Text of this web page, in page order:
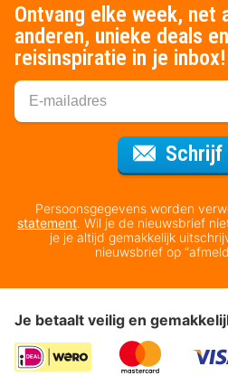
Ontvang elke week, net
anderen, unieke deals
reisinspiratie in je inbox!
Schrijf
Persoonsgegevens worden
statement. Wil je de nieuwsbrief
je je altijd gemakkelijk
nieuwsbrief op
Je betaalt veilig en